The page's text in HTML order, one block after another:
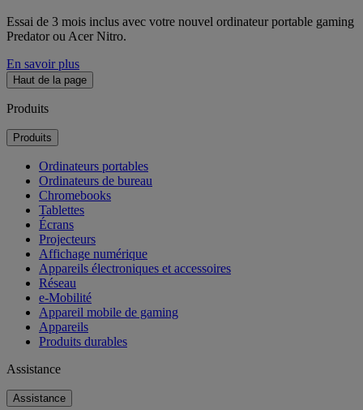
Essai de 3 mois inclus avec votre nouvel ordinateur portable gaming
Predator ou Acer Nitro.
En savoir plus
Haut de la page
Produits
Produits
Ordinateurs portables
Ordinateurs de bureau
Chromebooks
Tablettes
Écrans
Projecteurs
Affichage numérique
Appareils électroniques et accessoires
Réseau
e-Mobilité
Appareil mobile de gaming
Appareils
Produits durables
Assistance
Assistance